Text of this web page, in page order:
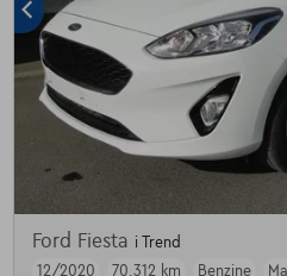
Ford Fiesta i Trend
12/2020
70.312 km Benzine